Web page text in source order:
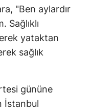
"Ben aylardır
Sağlıklı
yataktan
sağlık
gününe
İstanbul